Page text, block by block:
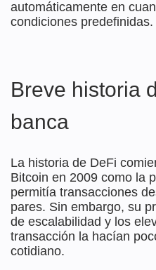
automáticamente en
condiciones predefinidas.
Breve historia
banca
La historia de DeFi
Bitcoin en 2009 como la
permitía transacciones
pares. Sin embargo, su
de escalabilidad y los
transacción la hacían
cotidiano.